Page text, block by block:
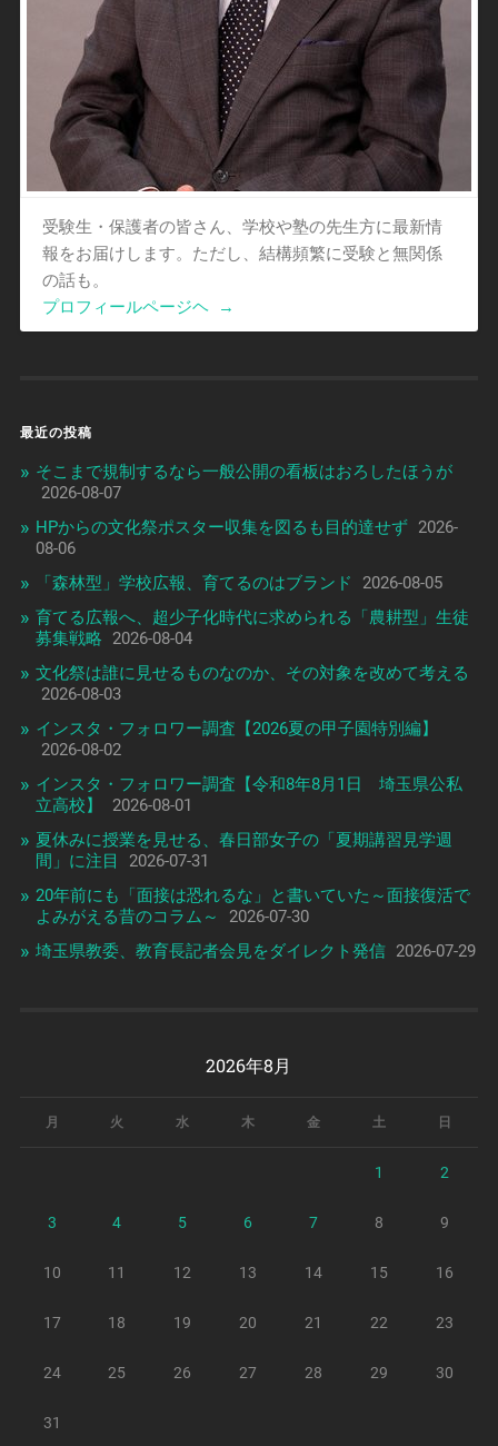
受験生・保護者の皆さん、学校や塾の先生方に最新情
報をお届けします。ただし、結構頻繁に受験と無関係
の話も。
プロフィールページヘ
→
最近の投稿
そこまで規制するなら一般公開の看板はおろしたほうが
2026-08-07
HPからの文化祭ポスター収集を図るも目的達せず 2026-
08-06
「森林型」学校広報、育てるのはブランド
2026-08-05
育てる広報へ、超少子化時代に求められる「農耕型」生徒
募集戦略
2026-08-04
文化祭は誰に見せるものなのか、その対象を改めて考える
2026-08-03
インスタ・フォロワー調査【2026夏の甲子園特別編】
2026-08-02
インスタ・フォロワー調査【令和8年8月1日 埼玉県公私
立高校】
2026-08-01
夏休みに授業を見せる、春日部女子の「夏期講習見学週
間」に注目
2026-07-31
20年前にも「面接は恐れるな」と書いていた～面接復活で
よみがえる昔のコラム～
2026-07-30
埼玉県教委、教育長記者会見をダイレクト発信 2026-07-29
2026年8月
月 火 水 木 金 土 日
1 2
3 4 5 6 7 8 9
10 11 12 13 14 15 16
17 18 19 20 21 22 23
24 25 26 27 28 29 30
31